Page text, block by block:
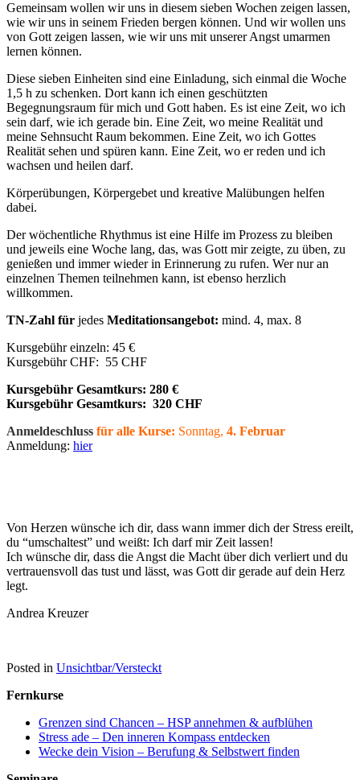
Gemeinsam wollen wir uns in diesem sieben Wochen zeigen lassen,
wie wir uns in seinem Frieden bergen können. Und wir wollen uns
von Gott zeigen lassen, wie wir uns mit unserer Angst umarmen
lernen können.
Diese sieben Einheiten sind eine Einladung, sich einmal die Woche
1,5 h zu schenken. Dort kann ich einen geschützten
Begegnungsraum für mich und Gott haben. Es ist eine Zeit, wo ich
sein darf, wie ich gerade bin. Eine Zeit, wo meine Realität und
meine Sehnsucht Raum bekommen. Eine Zeit, wo ich Gottes
Realität sehen und spüren kann. Eine Zeit, wo er reden und ich
wachsen und heilen darf.
Körperübungen, Körpergebet und kreative Malübungen helfen
dabei.
Der wöchentliche Rhythmus ist eine Hilfe im Prozess zu bleiben
und jeweils eine Woche lang, das, was Gott mir zeigte, zu üben, zu
genießen und immer wieder in Erinnerung zu rufen. Wer nur an
einzelnen Themen teilnehmen kann, ist ebenso herzlich
willkommen.
TN-Zahl für jedes Meditationsangebot: mind. 4, max. 8
Kursgebühr einzeln: 45 €
Kursgebühr CHF: 55 CHF
Kursgebühr Gesamtkurs: 280 €
Kursgebühr Gesamtkurs: 320 CHF
Anmeldeschluss für alle Kurse: Sonntag, 4. Februar
Anmeldung: hier
Von Herzen wünsche ich dir, dass wann immer dich der Stress ereilt,
du “umschaltest” und weißt: Ich darf mir Zeit lassen!
Ich wünsche dir, dass die Angst die Macht über dich verliert und du
vertrauensvoll das tust und lässt, was Gott dir gerade auf dein Herz
legt.
Andrea Kreuzer
Posted in Unsichtbar/Versteckt
Fernkurse
Grenzen sind Chancen – HSP annehmen & aufblühen
Stress ade – Den inneren Kompass entdecken
Wecke dein Vision – Berufung & Selbstwert finden